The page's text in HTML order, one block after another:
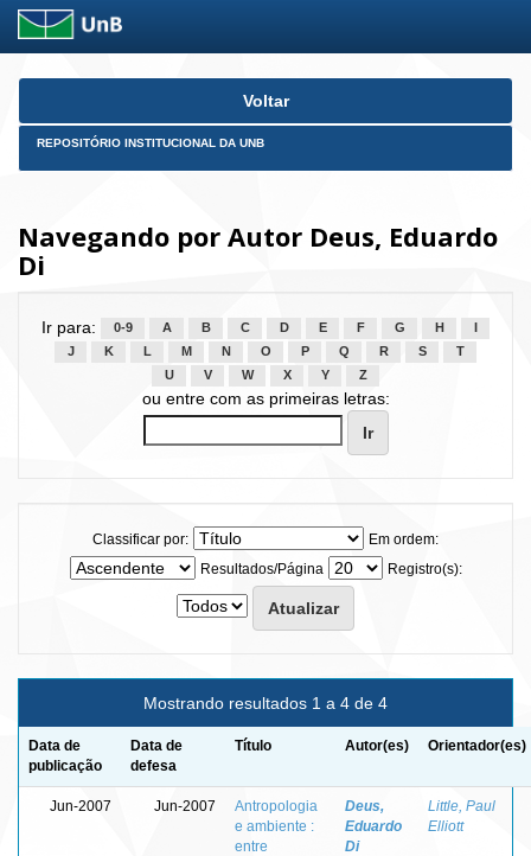
Skip
Voltar
REPOSITÓRIO INSTITUCIONAL DA UNB
Navegando por Autor Deus, Eduardo
Di
Ir para: 0-9 A B C D E F G H
J
K L M N O P Q R S
T
U
V W X Y Z
ou entre com as primeiras letras:
Classificar por:
Em ordem:
Resultados/Página
Registro(s):
Mostrando resultados 1 a 4 de 4
Data de
publicação
Data de
defesa
Título Autor(es) Orientador(es)
Jun-2007 Jun-2007
Antropologia
e ambiente :
entre
Deus,
Eduardo
Di
Little, Paul
Elliott